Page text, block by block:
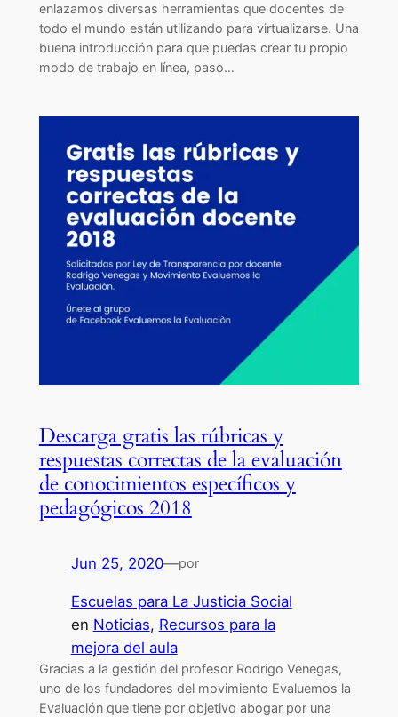
enlazamos diversas herramientas que docentes de
todo el mundo están utilizando para virtualizarse. Una
buena introducción para que puedas crear tu propio
modo de trabajo en línea, paso…
Descarga gratis las rúbricas y
respuestas correctas de la evaluación
de conocimientos específicos y
pedagógicos 2018
Jun 25, 2020—por
Escuelas para La Justicia Social
en Noticias, Recursos para la
mejora del aula
Gracias a la gestión del profesor Rodrigo Venegas,
uno de los fundadores del movimiento Evaluemos la
Evaluación que tiene por objetivo abogar por una